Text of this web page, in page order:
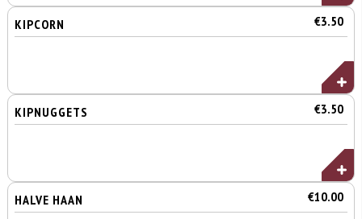
KIPCORN €3.50
KIPNUGGETS €3.50
HALVE HAAN €10.00